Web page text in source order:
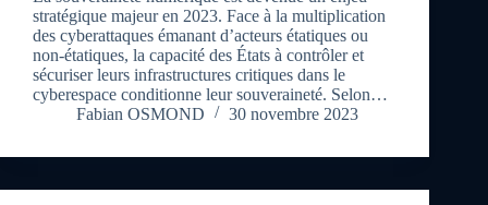
stratégique majeur en 2023. Face à la multiplication
des cyberattaques émanant d’acteurs étatiques ou
non-étatiques, la capacité des États à contrôler et
sécuriser leurs infrastructures critiques dans le
cyberespace conditionne leur souveraineté. Selon…
Fabian OSMOND
30 novembre 2023